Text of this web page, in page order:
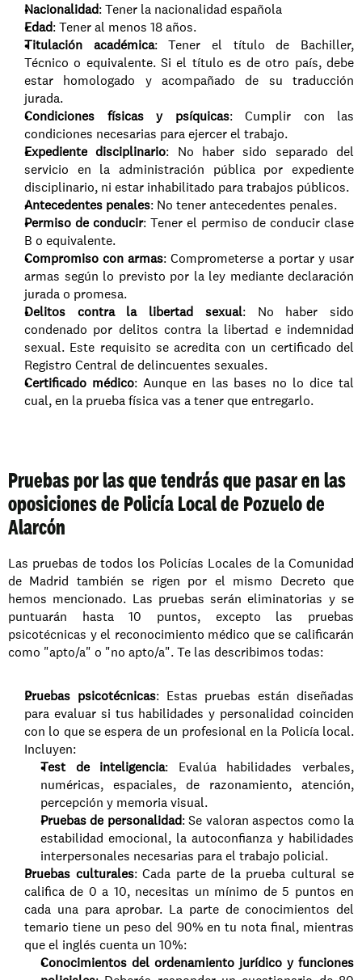
Nacionalidad: Tener la nacionalidad española
Edad: Tener al menos 18 años.
Titulación académica: Tener el título de Bachiller,
Técnico o equivalente. Si el título es de otro país, debe
estar homologado y acompañado de su traducción
jurada.
Condiciones físicas y psíquicas: Cumplir con las
condiciones necesarias para ejercer el trabajo.
Expediente disciplinario: No haber sido separado del
servicio en la administración pública por expediente
disciplinario, ni estar inhabilitado para trabajos públicos.
Antecedentes penales: No tener antecedentes penales.
Permiso de conducir: Tener el permiso de conducir clase
B o equivalente.
Compromiso con armas: Comprometerse a portar y usar
armas según lo previsto por la ley mediante declaración
jurada o promesa.
Delitos contra la libertad sexual: No haber sido
condenado por delitos contra la libertad e indemnidad
sexual. Este requisito se acredita con un certificado del
Registro Central de delincuentes sexuales.
Certificado médico: Aunque en las bases no lo dice tal
cual, en la prueba física vas a tener que entregarlo.
Pruebas por las que tendrás que pasar en las
oposiciones de Policía Local de Pozuelo de
Alarcón
Las pruebas de todos los Policías Locales de la Comunidad
de Madrid también se rigen por el mismo Decreto que
hemos mencionado. Las pruebas serán eliminatorias y se
puntuarán hasta 10 puntos, excepto las pruebas
psicotécnicas y el reconocimiento médico que se calificarán
como "apto/a" o "no apto/a". Te las describimos todas:
Pruebas psicotécnicas: Estas pruebas están diseñadas
para evaluar si tus habilidades y personalidad coinciden
con lo que se espera de un profesional en la Policía local.
Incluyen:
Test de inteligencia: Evalúa habilidades verbales,
numéricas, espaciales, de razonamiento, atención,
percepción y memoria visual.
Pruebas de personalidad: Se valoran aspectos como la
estabilidad emocional, la autoconfianza y habilidades
interpersonales necesarias para el trabajo policial.
Pruebas culturales: Cada parte de la prueba cultural se
califica de 0 a 10, necesitas un mínimo de 5 puntos en
cada una para aprobar. La parte de conocimientos del
temario tiene un peso del 90% en tu nota final, mientras
que el inglés cuenta un 10%:
Conocimientos del ordenamiento jurídico y funciones